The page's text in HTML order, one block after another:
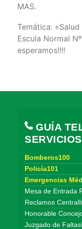
MAS.
Temática:
Escula Normal
esperamos!!!!
GUÍA
Bomberos100
Policía101
Emergencias
Mesa de Entrada
Reclamos
Honorable
Juzgado de